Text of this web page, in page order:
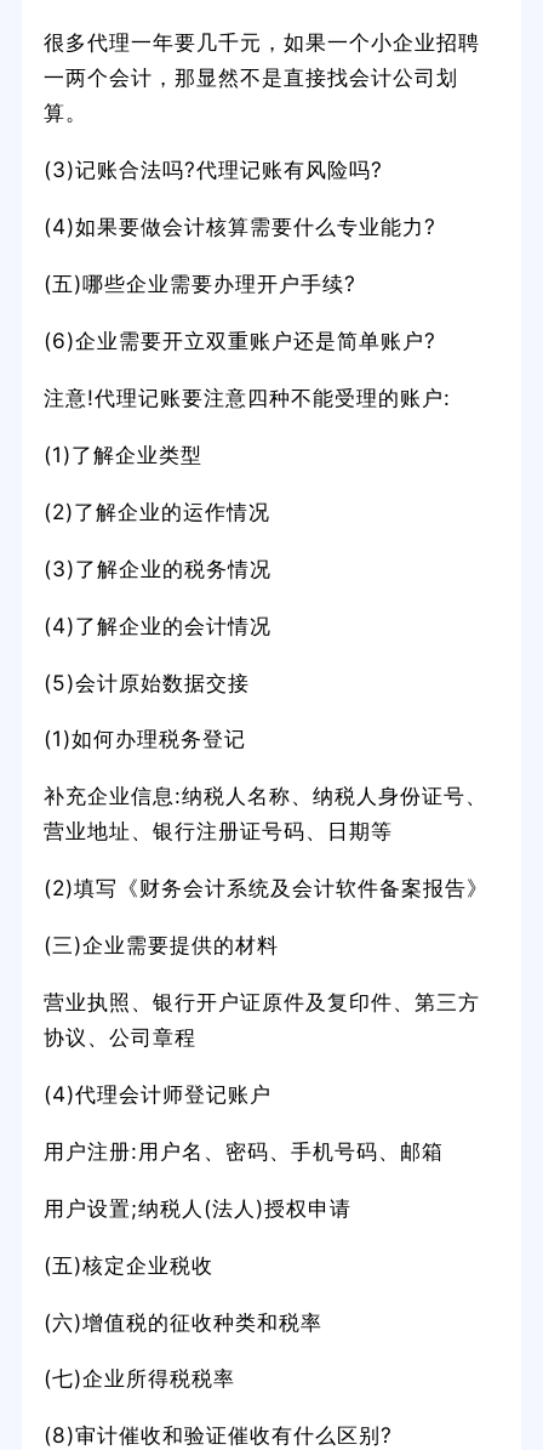
很多代理一年要几千元，如果一个小企业招聘
一两个会计，那显然不是直接找会计公司划
算。
(3)记账合法吗?代理记账有风险吗?
(4)如果要做会计核算需要什么专业能力?
(五)哪些企业需要办理开户手续?
(6)企业需要开立双重账户还是简单账户?
注意!代理记账要注意四种不能受理的账户:
(1)了解企业类型
(2)了解企业的运作情况
(3)了解企业的税务情况
(4)了解企业的会计情况
(5)会计原始数据交接
(1)如何办理税务登记
补充企业信息:纳税人名称、纳税人身份证号、
营业地址、银行注册证号码、日期等
(2)填写《财务会计系统及会计软件备案报告》
(三)企业需要提供的材料
营业执照、银行开户证原件及复印件、第三方
协议、公司章程
(4)代理会计师登记账户
用户注册:用户名、密码、手机号码、邮箱
用户设置;纳税人(法人)授权申请
(五)核定企业税收
(六)增值税的征收种类和税率
(七)企业所得税税率
(8)审计催收和验证催收有什么区别?